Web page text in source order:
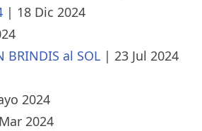
| 18 Dic 2024
BRINDIS al SOL | 23 Jul 2024
2024
2024